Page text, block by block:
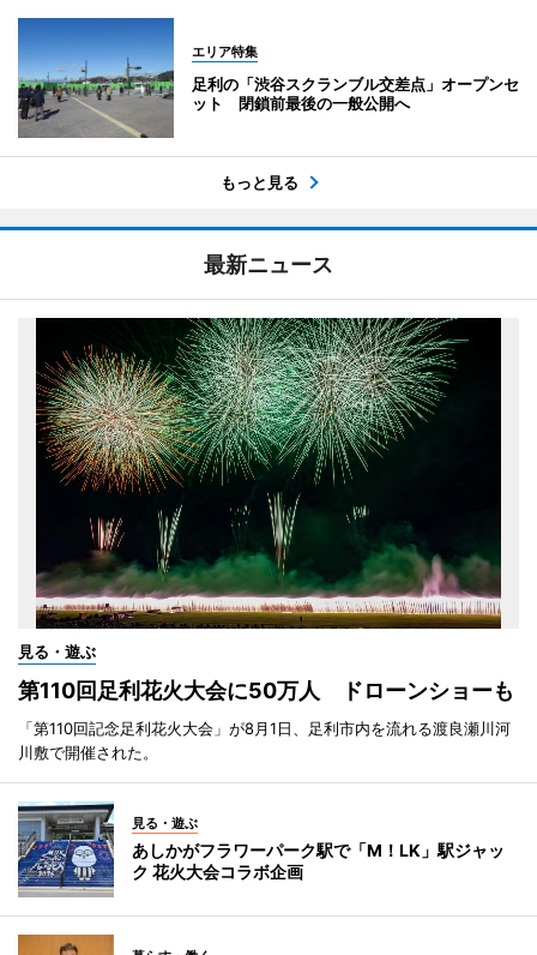
エリア特集
足利の「渋谷スクランブル交差点」オープンセ
ット 閉鎖前最後の一般公開へ
もっと見る
最新ニュース
見る・遊ぶ
第110回足利花火大会に50万人 ドローンショーも
「第110回記念足利花火大会」が8月1日、足利市内を流れる渡良瀬川河
川敷で開催された。
見る・遊ぶ
あしかがフラワーパーク駅で「M！LK」駅ジャッ
ク 花火大会コラボ企画